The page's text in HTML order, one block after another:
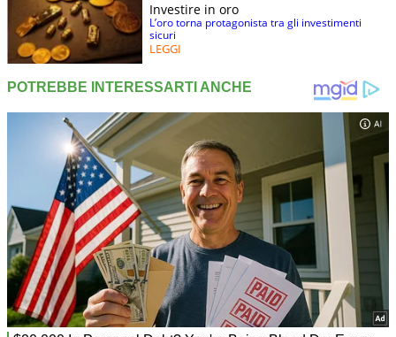
Investire in oro
L’oro torna protagonista tra gli investimenti
sicuri
LEGGI